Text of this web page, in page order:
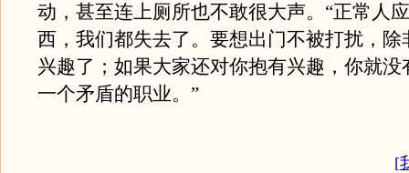
动，甚至连上厕所也不敢很大声。“正常人
西，我们都失去了。要想出门不被打扰，除
兴趣了；如果大家还对你抱有兴趣，你就没
一个矛盾的职业。”
[